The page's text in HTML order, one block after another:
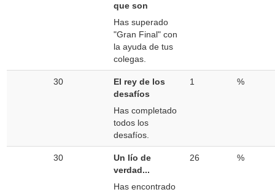
que son
Has superado
"Gran Final" con
la ayuda de tus
colegas.
30
El rey de los
desafíos
Has completado
todos los
desafíos.
1 %
30
Un lío de
verdad...
Has encontrado
26 %